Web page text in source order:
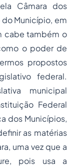
Câmara dos
Município, em
cabe também o
o poder de
propostos
federal.
municipal
Federal
dos Municípios,
as matérias
uma vez que a
pois usa a